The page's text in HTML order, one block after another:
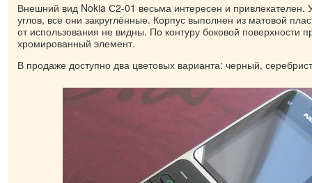
Внешний вид Nokia С2-01 весьма интересен и
углов, все они закруглённые. Корпус выполнен из матовой
от использования не видны. По контуру боковой поверхности
хромированный элемент.
В продаже доступно два цветовых варианта: черный,